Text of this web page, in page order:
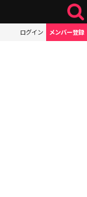
ログイン メンバー登録